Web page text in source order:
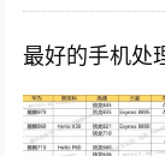
最好的手机处